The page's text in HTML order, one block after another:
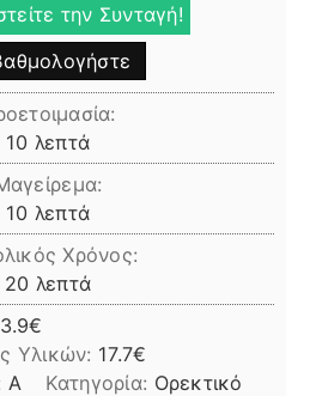
την Συνταγή!
10 λεπτά
λεπτά
10 λεπτά
λεπτά
Χρόνος:
20 λεπτά
λεπτά
3.9€
Υλικών: 17.7
A Κατηγορία: Ορεκτικό